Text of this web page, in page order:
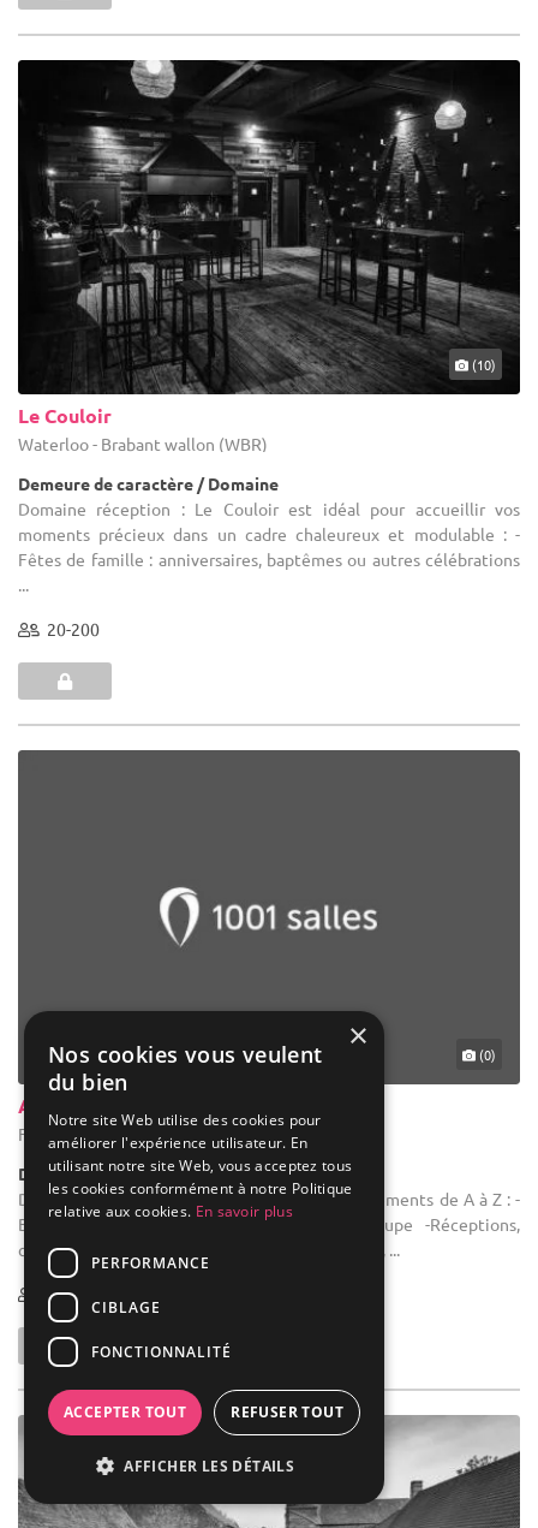
(10)
Le Couloir
Waterloo - Brabant wallon (WBR)
Demeure de caractère / Domaine
Domaine réception : Le Couloir est idéal pour accueillir vos
moments précieux dans un cadre chaleureux et modulable : -
Fêtes de famille : anniversaires, baptêmes ou autres célébrations
...
20-200
(0)
Abbaye De Forest
Forest - Bruxelles-Capitale (BRU)
Demeure de caractère / Domaine
Domaine réception : Nous organisons vos événements de A à Z : -
Banquets -Repas en tête-à-tête ou en groupe -Réceptions,
communions, mariages... -Réunions, conférences, ...
11-280
×
Nos cookies vous veulent
du bien
Notre site Web utilise des cookies pour
améliorer l'expérience utilisateur. En
utilisant notre site Web, vous acceptez tous
les cookies conformément à notre Politique
relative aux cookies. En savoir plus
PERFORMANCE
CIBLAGE
FONCTIONNALITÉ
ACCEPTER TOUT REFUSER TOUT
AFFICHER LES DÉTAILS